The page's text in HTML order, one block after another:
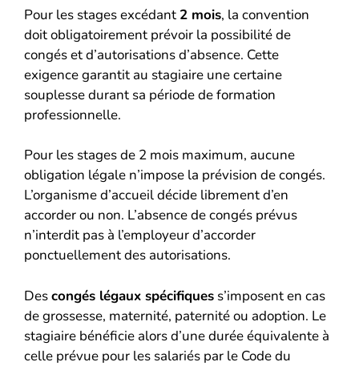
Pour les stages excédant 2 mois, la convention
doit obligatoirement prévoir la possibilité de
congés et d’autorisations d’absence. Cette
exigence garantit au stagiaire une certaine
souplesse durant sa période de formation
professionnelle.
Pour les stages de 2 mois maximum, aucune
obligation légale n’impose la prévision de congés.
L’organisme d’accueil décide librement d’en
accorder ou non. L’absence de congés prévus
n’interdit pas à l’employeur d’accorder
ponctuellement des autorisations.
Descongés légaux spécifiques s’imposent en cas
de grossesse, maternité, paternité ou adoption. Le
stagiaire bénéficie alors d’une durée équivalente à
celle prévue pour les salariés par le Code du